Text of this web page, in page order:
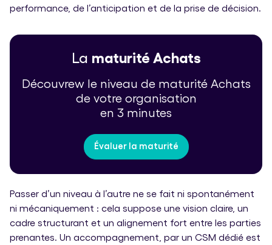
performance, de l’anticipation et de la prise de décision.
La maturité Achats
Découvrew le niveau de maturité Achats
de votre organisation
en 3 minutes
Évaluer la maturité
Passer d’un niveau à l’autre ne se fait ni spontanément
ni mécaniquement : cela suppose une vision claire, un
cadre structurant et un alignement fort entre les parties
prenantes. Un accompagnement, par un CSM dédié est